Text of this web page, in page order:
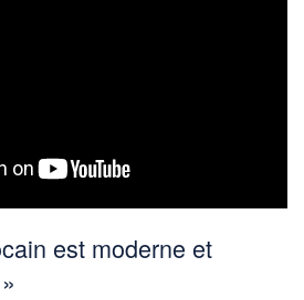
est moderne et